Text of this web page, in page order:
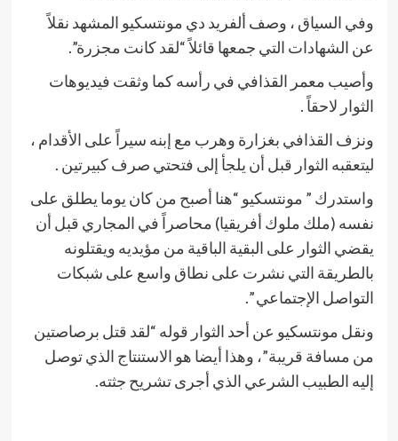
وفي السياق ، وصف ألفريد دي مونتسكيو المشهد نقلاً
عن الشهادات التي جمعها قائلاً “لقد كانت مجزرة”.
وأصيب معمر القذافي في رأسه كما وثقت فيديوهات
الثوار لاحقاً .
ونزف القذافي بغزارة وهرب مع إبنه سيراً على الأقدام ،
ليتعقبه الثوار قبل أن يلجأ إلى فتحتي صرف كبيرتين .
واستدرك ” مونتسكيو “هنا أصبح من كان يوما يطلق على
نفسه (ملك ملوك أفريقيا) محاصراً في المجاري قبل أن
يقضي الثوار على البقية الباقية من مؤيديه ويقتلونه
بالطريقة التي نشرت على نطاق واسع على شبكات
التواصل الإجتماعي ”.
ونقل مونتسكيو عن أحد الثوار قوله “لقد قتل برصاصتين
من مسافة قريبة”، وهذا أيضا هو الاستنتاج الذي توصل
إليه الطبيب الشرعي الذي أجرى تشريح جثته.